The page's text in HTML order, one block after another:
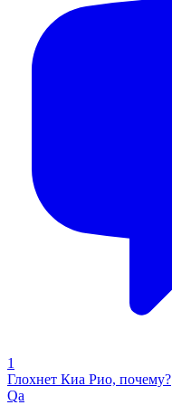
1
Глохнет Киа Рио, почему?
Qa